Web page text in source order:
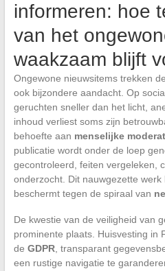
informeren: hoe
van het
waakzaam blijft
Ongewone nieuwsitems trekken
ook bijzondere aandacht. Op
geruchten sneller dan het licht,
inhoud verliest soms zijn
behoefte aan menselijke
publicatie wordt onder de loep
gecontroleerd, feiten vergeleken,
onderzocht. Dit nauwgezette
beschermt tegen de spiraal van
De kwestie van de veiligheid van
prominente plaats. Huisvesting in
de GDPR, transparant
een rustige navigatie te